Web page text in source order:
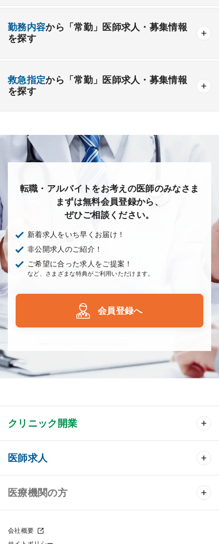
整形外科 形成外科 美容外科
その他
心療内科 泌尿器科 眼科 耳鼻咽喉科
皮膚科
放射線科 救命救急科 病理科 その他
外来のみの勤務可能 給与インセンティブ制度あり
夜間当直なしの勤務可
後期研修可能 週4日の勤務可能
オンコールなしの勤務可能 セカンドキャリア歓迎
療養＋精神
勤務内容から「常勤」医師求人・募集情報
を探す
検査
救急指定から「常勤」医師求人・募集情報
を探す
転職・アルバイトをお考えの医師のみなさま
まずは無料会員登録から、
ぜひご相談ください。
新着求人をいち早くお届け！
非公開求人のご紹介！
ご希望に合った求人をご提案！
など、さまざまな特典がご利用いただけます。
会員登録へ
クリニック開業
クリニック開業 TOP
クリニック物件検索
クリニックの開業スタイル
医師求人
医師求人 TOP
常勤求人検索
非常勤求人検索
医療機関の方
会社概要